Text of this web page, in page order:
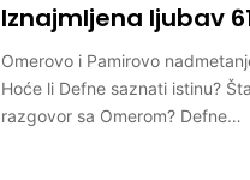
Iznajmljena ljubav
Omerovo i Pamirovo
Hoće li Defne saznati istinu?
razgovor sa Omerom? Defne…